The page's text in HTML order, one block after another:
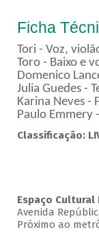
Ficha
Tori - Voz,
Toro - Baixo e
Domenico
Julia Guedes -
Karina Neves -
Paulo Emmery
Classificação:
Espaço Cultural
Avenida
Próximo ao